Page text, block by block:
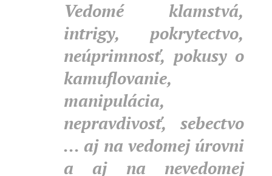
Vedomé klamstvá,
intrigy, pokrytectvo,
neúprimnosť, pokusy o
kamuflovanie,
manipulácia,
nepravdivosť, sebectvo
... aj na vedomej úrovni
a aj na nevedomej